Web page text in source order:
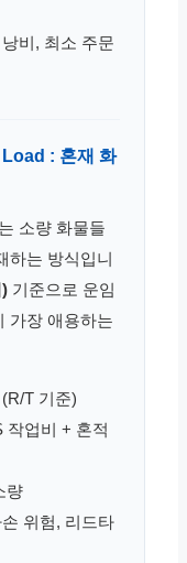
비, 최소 주문
: 혼재 화
소량 화물들
하는 방식입니
기준으로 운임
가장 애용하는
T 기준)
작업비 + 혼적
량
위험, 리드타